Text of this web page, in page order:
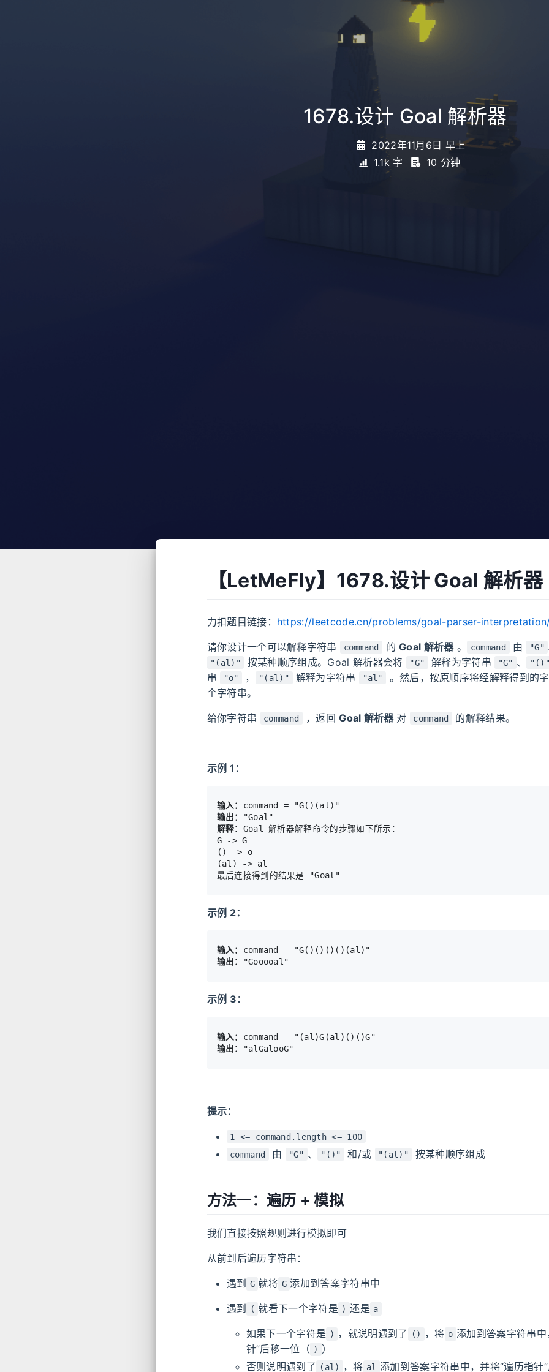
1678.设计 Goal 解析器_
2022年11月6日 早上
1.1k 字
10 分钟
【LetMeFly】1678.设计 Goal 解析器
力扣题目链接： https://leetcode.cn/problems/goal-parser-
请你设计一个可以解释字符串 command 的Goal 解析器。 command 由 "G"
"(al)" 按某种顺序组成。Goal 解析器会将 "G" 解释为字符串 "G" 、 "()"
串
"o" ， "(al)" 解释为字符串 "al"
。然后，按原顺序将经解释得到的
个字符串。
给你字符串 command ，返回 Goal 解析器 对 command 的解释结果。
示例 1：
输入：
输出：
解释： Goal 解析器解释命令的步骤如下所示：
G -> G
() -> o
(al) -> al
示例 2：
输入：
输出：
示例 3：
输入：
输出：
提示：
1 <= command.length <= 100
command
由 "G" 、 "()" 和/或 "(al)" 按某种顺序组成
方法一：遍历 + 模拟
我们直接按照规则进行模拟即可
从前到后遍历字符串：
遇到 G 就将 G 添加到答案字符串中
遇到 ( 就看下一个字符是 ) 还是 a
如果下一个字符是 ) ，就说明遇到了 () ，将 o 添加到答案字符串中
针”后移一位（ ) ）
否则说明遇到了
(al) ，将 al 添加到答案字符串中，并将“遍历指针